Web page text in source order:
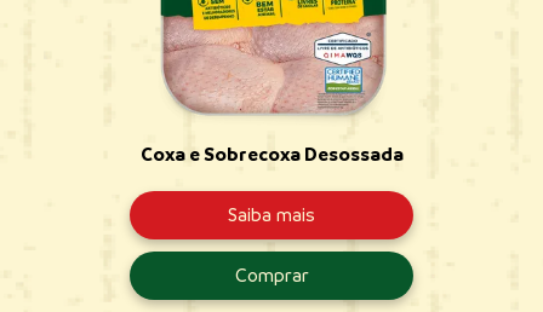
Coxa e Sobrecoxa Desossada
Saiba mais
Comprar